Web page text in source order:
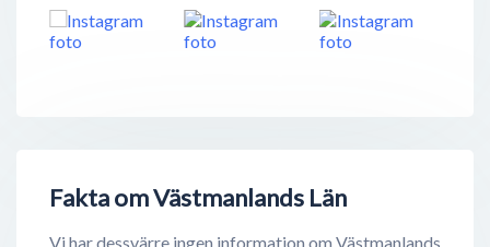
Fakta om Västmanlands Län
Vi har dessvärre ingen information om Västmanlands